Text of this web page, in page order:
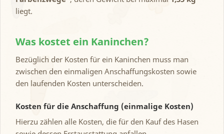
liegt.
Was kostet ein Kaninchen?
Bezüglich der Kosten für ein Kaninchen muss man
zwischen den einmaligen Anschaffungskosten sowie
den laufenden Kosten unterscheiden.
Kosten für die Anschaffung (einmalige Kosten)
Hierzu zählen alle Kosten, die für den Kauf des Hasen